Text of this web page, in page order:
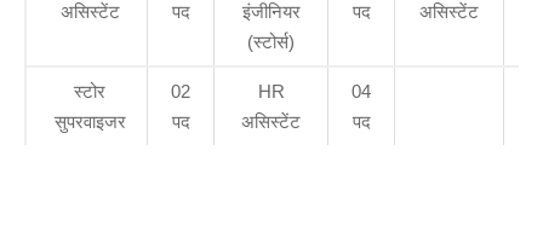
असिस्टेंट
पद
इंजीनियर
(स्टोर्स)
पद
असिस्टेंट
स्टोर
सुपरवाइजर
02
पद
HR
असिस्टेंट
04
पद